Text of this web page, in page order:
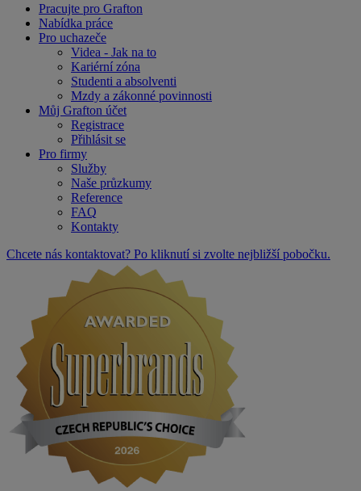
Pracujte pro Grafton
Nabídka práce
Pro uchazeče
Videa - Jak na to
Kariérní zóna
Studenti a absolventi
Mzdy a zákonné povinnosti
Můj Grafton účet
Registrace
Přihlásit se
Pro firmy
Služby
Naše průzkumy
Reference
FAQ
Kontakty
Chcete nás kontaktovat? Po kliknutí si zvolte nejbližší pobočku.